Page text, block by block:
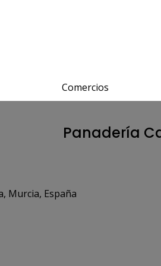
Comercios
Panadería
Murcia, España